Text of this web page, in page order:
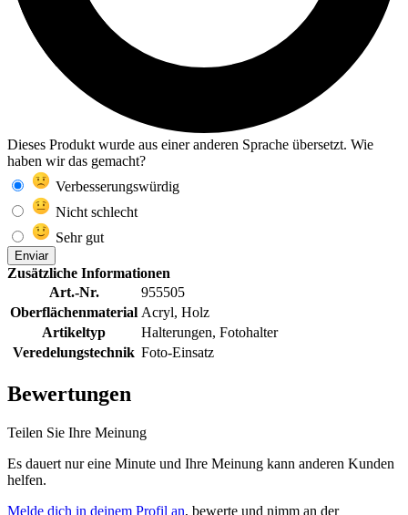
Dieses Produkt wurde aus einer anderen Sprache übersetzt. Wie
haben wir das gemacht?
Verbesserungswürdig
Nicht schlecht
Sehr gut
Enviar
Zusätzliche Informationen
Art.-Nr.
955505
Oberflächenmaterial Acryl, Holz
Artikeltyp
Halterungen, Fotohalter
Veredelungstechnik Foto-Einsatz
Bewertungen
Teilen Sie Ihre Meinung
Es dauert nur eine Minute und Ihre Meinung kann anderen Kunden
helfen.
Melde dich in deinem Profil an, bewerte und nimm an der